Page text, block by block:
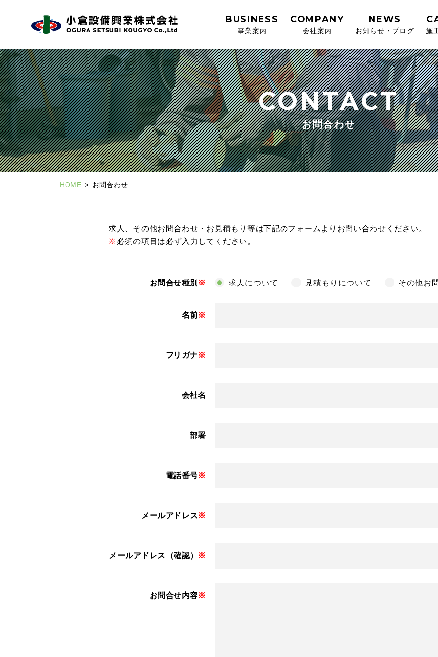
BUSINESS
事業案内
COMPANY
会社案内
NEWS
お知らせ・ブログ 施
CONTACT
お問合わせ
HOME お問合わせ
求人、その他お問合わせ・お見積もり等は下記のフォームよりお問い合わせください。
※ 必須の項目は必ず入力してください。
お問合せ種別 ※ 求人について 見積もりについて その他お
名前※
フリガナ※
会社名
部署
電話番号※
メールアドレス ※
メールアドレス（確認） ※
お問合せ内容※